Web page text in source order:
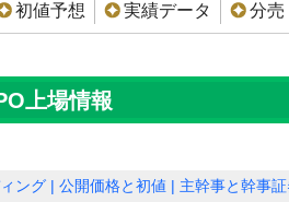
初値予想 実績データ 分売
上場情報
ング 公開価格と初値 主幹事と幹事証